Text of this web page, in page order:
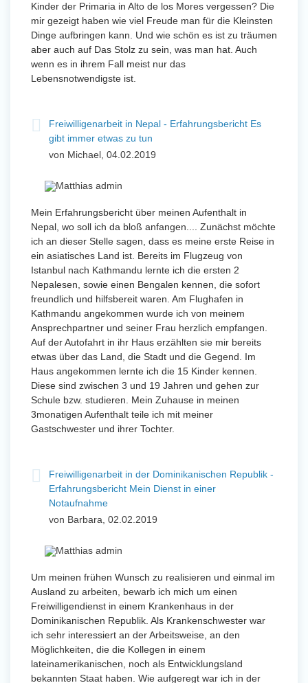
Kinder der Primaria in Alto de los Mores vergessen? Die
mir gezeigt haben wie viel Freude man für die Kleinsten
Dinge aufbringen kann. Und wie schön es ist zu träumen
aber auch auf Das Stolz zu sein, was man hat. Auch
wenn es in ihrem Fall meist nur das
Lebensnotwendigste ist.
Freiwilligenarbeit in Nepal - Erfahrungsbericht Es
gibt immer etwas zu tun
von Michael, 04.02.2019
Mein Erfahrungsbericht über meinen Aufenthalt in
Nepal, wo soll ich da bloß anfangen.... Zunächst möchte
ich an dieser Stelle sagen, dass es meine erste Reise in
ein asiatisches Land ist. Bereits im Flugzeug von
Istanbul nach Kathmandu lernte ich die ersten 2
Nepalesen, sowie einen Bengalen kennen, die sofort
freundlich und hilfsbereit waren. Am Flughafen in
Kathmandu angekommen wurde ich von meinem
Ansprechpartner und seiner Frau herzlich empfangen.
Auf der Autofahrt in ihr Haus erzählten sie mir bereits
etwas über das Land, die Stadt und die Gegend. Im
Haus angekommen lernte ich die 15 Kinder kennen.
Diese sind zwischen 3 und 19 Jahren und gehen zur
Schule bzw. studieren. Mein Zuhause in meinen
3monatigen Aufenthalt teile ich mit meiner
Gastschwester und ihrer Tochter.
Freiwilligenarbeit in der Dominikanischen Republik -
Erfahrungsbericht Mein Dienst in einer
Notaufnahme
von Barbara, 02.02.2019
Um meinen frühen Wunsch zu realisieren und einmal im
Ausland zu arbeiten, bewarb ich mich um einen
Freiwilligendienst in einem Krankenhaus in der
Dominikanischen Republik. Als Krankenschwester war
ich sehr interessiert an der Arbeitsweise, an den
Möglichkeiten, die die Kollegen in einem
lateinamerikanischen, noch als Entwicklungsland
bekannten Staat haben. Wie aufgeregt war ich in der